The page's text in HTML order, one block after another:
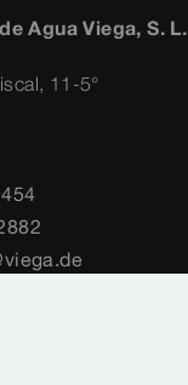
Agua Viega, S. L.
11-5°